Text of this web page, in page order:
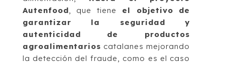
Autenfood, que tiene el objetivo de
garantizar la seguridad y
autenticidad de productos
agroalimentarios catalanes mejorando
la detección del fraude, como es el caso